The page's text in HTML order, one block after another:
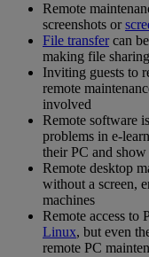
Remote
screenshots or
File transfercan
making file
Inviting guests to
remote
involved
Remote software
problems in e-
their PC and
Remote desktop
without a screen,
machines
Remote access to
Linux, but even
remote PC